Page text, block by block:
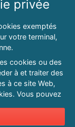
privée
exemptés
votre terminal,
cookies ou des
à et traiter des
à ce site Web,
Vous pouvez
sur « Refuser